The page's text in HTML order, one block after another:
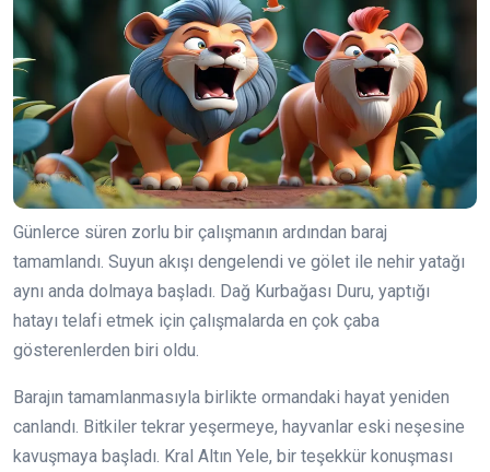
Günlerce süren zorlu bir çalışmanın ardından baraj
tamamlandı. Suyun akışı dengelendi ve gölet ile nehir yatağı
aynı anda dolmaya başladı. Dağ Kurbağası Duru, yaptığı
hatayı telafi etmek için çalışmalarda en çok çaba
gösterenlerden biri oldu.
Barajın tamamlanmasıyla birlikte ormandaki hayat yeniden
canlandı. Bitkiler tekrar yeşermeye, hayvanlar eski neşesine
kavuşmaya başladı. Kral Altın Yele, bir teşekkür konuşması